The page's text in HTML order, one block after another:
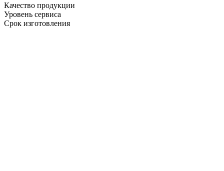
Качество продукции
Уровень сервиса
Срок изготовления